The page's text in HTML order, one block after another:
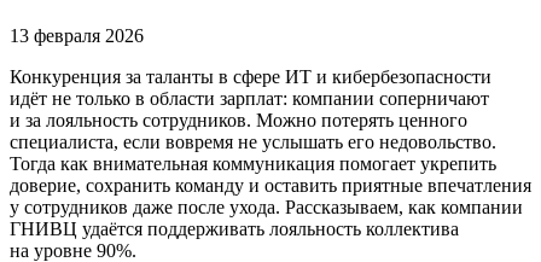
13 февраля 2026
Конкуренция за таланты в сфере ИТ и кибербезопасности
идёт не только в области зарплат: компании соперничают
и за лояльность сотрудников. Можно потерять ценного
специалиста, если вовремя не услышать его недовольство.
Тогда как внимательная коммуникация помогает укрепить
доверие, сохранить команду и оставить приятные впечатления
у сотрудников даже после ухода. Рассказываем, как компании
ГНИВЦ удаётся поддерживать лояльность коллектива
на уровне 90%.